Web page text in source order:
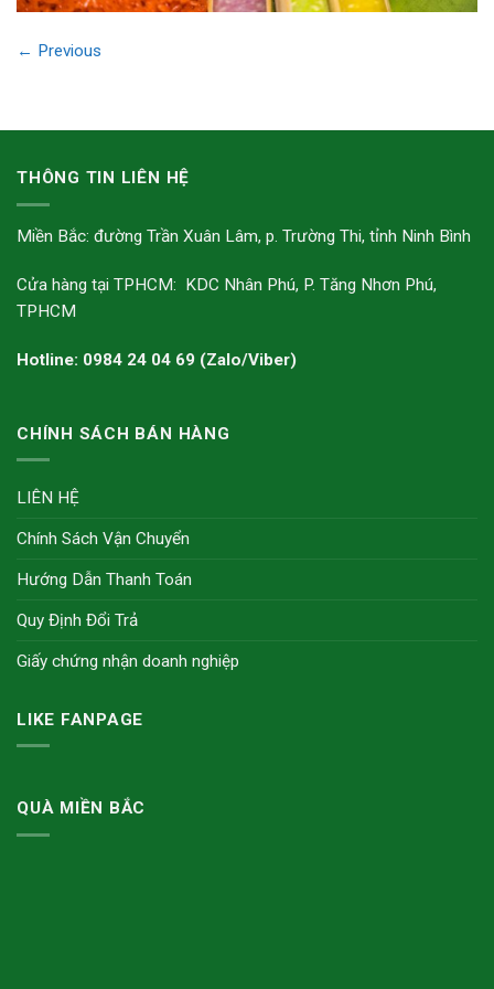
← Previous
THÔNG TIN LIÊN HỆ
Miền Bắc: đường Trần Xuân Lâm, p. Trường Thi, tỉnh Ninh Bình
Cửa hàng tại TPHCM: KDC Nhân Phú, P. Tăng Nhơn Phú,
TPHCM
Hotline: 0984 24 04 69 (Zalo/Viber)
CHÍNH SÁCH BÁN HÀNG
LIÊN HỆ
Chính Sách Vận Chuyển
Hướng Dẫn Thanh Toán
Quy Định Đổi Trả
Giấy chứng nhận doanh nghiệp
LIKE FANPAGE
QUÀ MIỀN BẮC